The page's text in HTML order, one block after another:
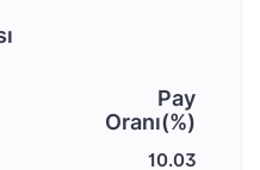
Pay
Oranı(%)
10.03